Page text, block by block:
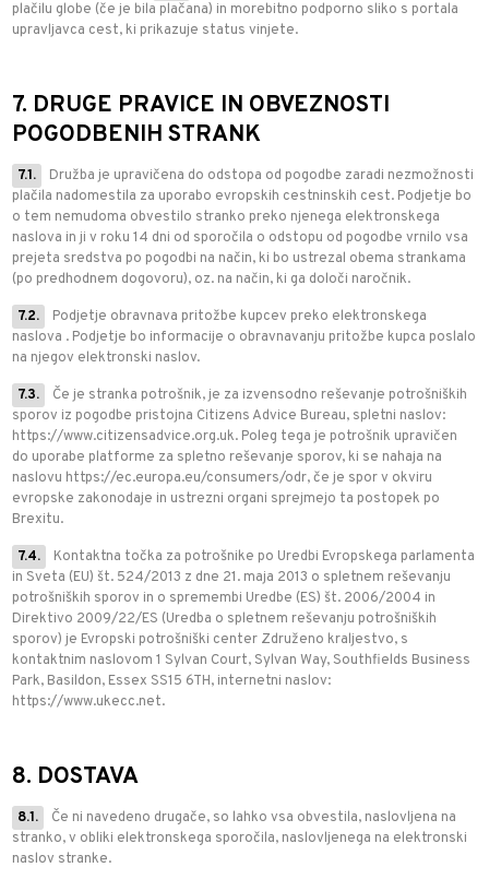
plačilu globe (če je bila plačana) in morebitno podporno sliko s portala
upravljavca cest, ki prikazuje status vinjete.
7. DRUGE PRAVICE IN OBVEZNOSTI
POGODBENIH STRANK
7.1.
Družba je upravičena do odstopa od pogodbe zaradi nezmožnosti
plačila nadomestila za uporabo evropskih cestninskih cest. Podjetje bo
o tem nemudoma obvestilo stranko preko njenega elektronskega
naslova in ji v roku 14 dni od sporočila o odstopu od pogodbe vrnilo vsa
prejeta sredstva po pogodbi na način, ki bo ustrezal obema strankama
(po predhodnem dogovoru), oz. na način, ki ga določi naročnik.
7.2.
Podjetje obravnava pritožbe kupcev preko elektronskega
naslova . Podjetje bo informacije o obravnavanju pritožbe kupca poslalo
na njegov elektronski naslov.
7.3.
Če je stranka potrošnik, je za izvensodno reševanje potrošniških
sporov iz pogodbe pristojna Citizens Advice Bureau, spletni naslov:
https://www.citizensadvice.org.uk. Poleg tega je potrošnik upravičen
do uporabe platforme za spletno reševanje sporov, ki se nahaja na
naslovu https://ec.europa.eu/consumers/odr, če je spor v okviru
evropske zakonodaje in ustrezni organi sprejmejo ta postopek po
Brexitu.
7.4.
Kontaktna točka za potrošnike po Uredbi Evropskega parlamenta
in Sveta (EU) št. 524/2013 z dne 21. maja 2013 o spletnem reševanju
potrošniških sporov in o spremembi Uredbe (ES) št. 2006/2004 in
Direktivo 2009/22/ES (Uredba o spletnem reševanju potrošniških
sporov) je Evropski potrošniški center Združeno kraljestvo, s
kontaktnim naslovom 1 Sylvan Court, Sylvan Way, Southfields Business
Park, Basildon, Essex SS15 6TH, internetni naslov:
https://www.ukecc.net.
8. DOSTAVA
8.1.
Če ni navedeno drugače, so lahko vsa obvestila, naslovljena na
stranko, v obliki elektronskega sporočila, naslovljenega na elektronski
naslov stranke.